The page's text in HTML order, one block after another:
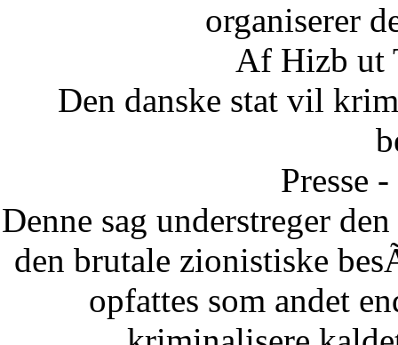
organiserer
Af Hizb ut
Den danske stat vil
Presse
Denne sag understreger
den brutale zionistiske
opfattes som andet